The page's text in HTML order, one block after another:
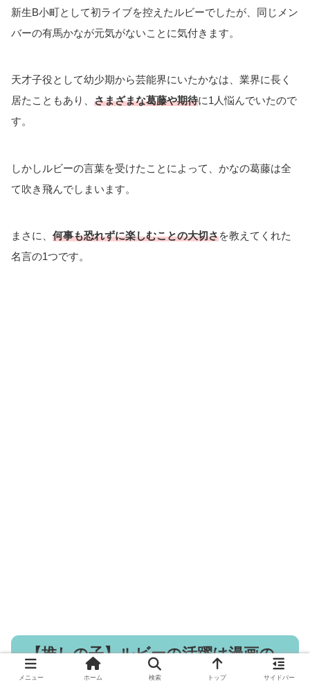
新生B小町として初ライブを控えたルビーでしたが、同じメン
バーの有馬かなが元気がないことに気付きます。
天才子役として幼少期から芸能界にいたかなは、業界に長く
居たこともあり、 さまざまな葛藤や期待に1人悩んでいたので
す。
しかしルビーの言葉を受けたことによって、かなの葛藤は全
て吹き飛んでしまいます。
まさに、 何事も恐れずに楽しむことの大切さを教えてくれた
名言の1つです。
【推しの子】ルビーの活躍は漫画の
何巻？
メニュー ホーム 検索 トップ サイドバー